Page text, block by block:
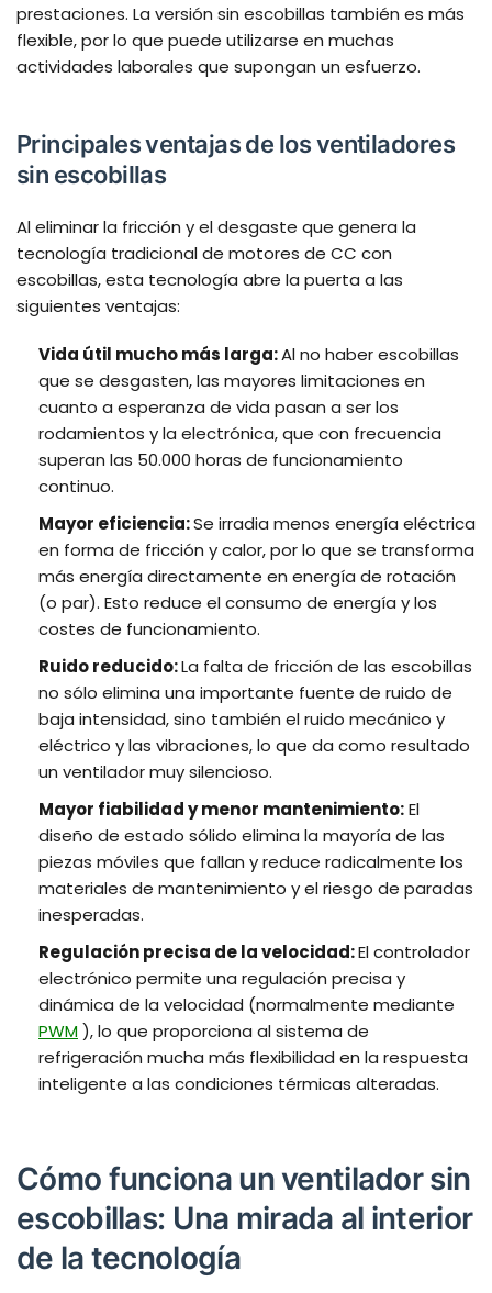
prestaciones. La versión sin escobillas también es más
flexible, por lo que puede utilizarse en muchas
actividades laborales que supongan un esfuerzo.
Principales ventajas de los ventiladores
sin escobillas
Al eliminar la fricción y el desgaste que genera la
tecnología tradicional de motores de CC con
escobillas, esta tecnología abre la puerta a las
siguientes ventajas:
Vida útil mucho más larga:Al no haber escobillas
que se desgasten, las mayores limitaciones en
cuanto a esperanza de vida pasan a ser los
rodamientos y la electrónica, que con frecuencia
superan las 50.000 horas de funcionamiento
continuo.
Mayor eficiencia:Se irradia menos energía eléctrica
en forma de fricción y calor, por lo que se transforma
más energía directamente en energía de rotación
(o par). Esto reduce el consumo de energía y los
costes de funcionamiento.
Ruido reducido:La falta de fricción de las escobillas
no sólo elimina una importante fuente de ruido de
baja intensidad, sino también el ruido mecánico y
eléctrico y las vibraciones, lo que da como resultado
un ventilador muy silencioso.
Mayor fiabilidad y menor mantenimiento:El
diseño de estado sólido elimina la mayoría de las
piezas móviles que fallan y reduce radicalmente los
materiales de mantenimiento y el riesgo de paradas
inesperadas.
Regulación precisa de la velocidad:El controlador
electrónico permite una regulación precisa y
dinámica de la velocidad (normalmente mediante
PWM), lo que proporciona al sistema de
refrigeración mucha más flexibilidad en la respuesta
inteligente a las condiciones térmicas alteradas.
Cómo funciona un ventilador sin
escobillas: Una mirada al interior
de la tecnología